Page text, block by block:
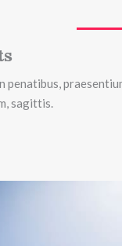
penatibus,
sagittis.